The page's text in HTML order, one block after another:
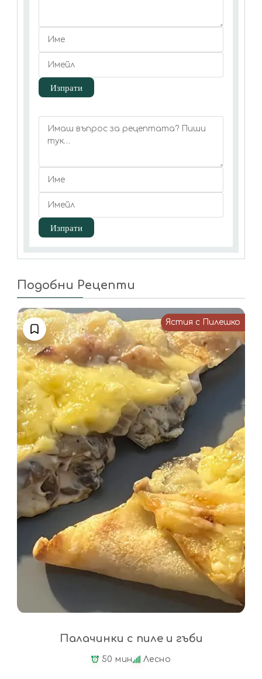
Подобни Рецепти
Ястия с Пилешко
Палачинки с пиле и гъби
50 мин Лесно